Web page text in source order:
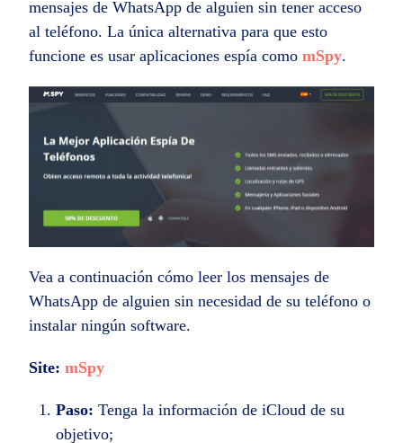
mensajes de WhatsApp de alguien sin tener acceso
al teléfono. La única alternativa para que esto
funcione es usar aplicaciones espía comomSpy.
Vea a continuación cómo leer los mensajes de
WhatsApp de alguien sin necesidad de su teléfono o
instalar ningún software.
Site:mSpy
Paso: Tenga la información de iCloud de su
objetivo;